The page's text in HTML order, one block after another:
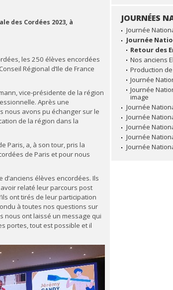
NAVIGATION
JOURNÉES
Journée
Journée
Retour des
Nos anciens
Production
Journée
Journée
image
Journée
Journée
Journée
Journée
Journée
des Cordées 2023, à
les 250 élèves encordées
Régional d’Ile de France
vice-présidente de la région
Après une
nous avons pu échanger sur le
de la région dans la
Paris, a, à son tour, pris la
de Paris et pour nous
élèves encordées. Ils
relaté leur parcours post
ont tirés de leur participation
à toutes nos questions sur
nous ont laissé un message qui
portes, tout est possible et il